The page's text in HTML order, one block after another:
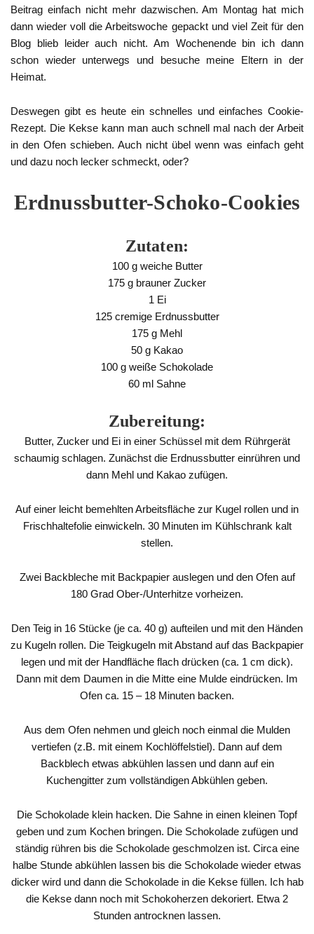
Beitrag einfach nicht mehr dazwischen. Am Montag hat mich
dann wieder voll die Arbeitswoche gepackt und viel Zeit für den
Blog blieb leider auch nicht. Am Wochenende bin ich dann
schon wieder unterwegs und besuche meine Eltern in der
Heimat.
Deswegen gibt es heute ein schnelles und einfaches Cookie-
Rezept. Die Kekse kann man auch schnell mal nach der Arbeit
in den Ofen schieben. Auch nicht übel wenn was einfach geht
und dazu noch lecker schmeckt, oder?
Erdnussbutter-Schoko-Cookies
Zutaten:
100 g weiche Butter
175 g brauner Zucker
1 Ei
125 cremige Erdnussbutter
175 g Mehl
50 g Kakao
100 g weiße Schokolade
60 ml Sahne
Zubereitung:
Butter, Zucker und Ei in einer Schüssel mit dem Rührgerät
schaumig schlagen. Zunächst die Erdnussbutter einrühren und
dann Mehl und Kakao zufügen.
Auf einer leicht bemehlten Arbeitsfläche zur Kugel rollen und in
Frischhaltefolie einwickeln. 30 Minuten im Kühlschrank kalt
stellen.
Zwei Backbleche mit Backpapier auslegen und den Ofen auf
180 Grad Ober-/Unterhitze vorheizen.
Den Teig in 16 Stücke (je ca. 40 g) aufteilen und mit den Händen
zu Kugeln rollen. Die Teigkugeln mit Abstand auf das Backpapier
legen und mit der Handfläche flach drücken (ca. 1 cm dick).
Dann mit dem Daumen in die Mitte eine Mulde eindrücken. Im
Ofen ca. 15 – 18 Minuten backen.
Aus dem Ofen nehmen und gleich noch einmal die Mulden
vertiefen (z.B. mit einem Kochlöffelstiel). Dann auf dem
Backblech etwas abkühlen lassen und dann auf ein
Kuchengitter zum vollständigen Abkühlen geben.
Die Schokolade klein hacken. Die Sahne in einen kleinen Topf
geben und zum Kochen bringen. Die Schokolade zufügen und
ständig rühren bis die Schokolade geschmolzen ist. Circa eine
halbe Stunde abkühlen lassen bis die Schokolade wieder etwas
dicker wird und dann die Schokolade in die Kekse füllen. Ich hab
die Kekse dann noch mit Schokoherzen dekoriert. Etwa 2
Stunden antrocknen lassen.